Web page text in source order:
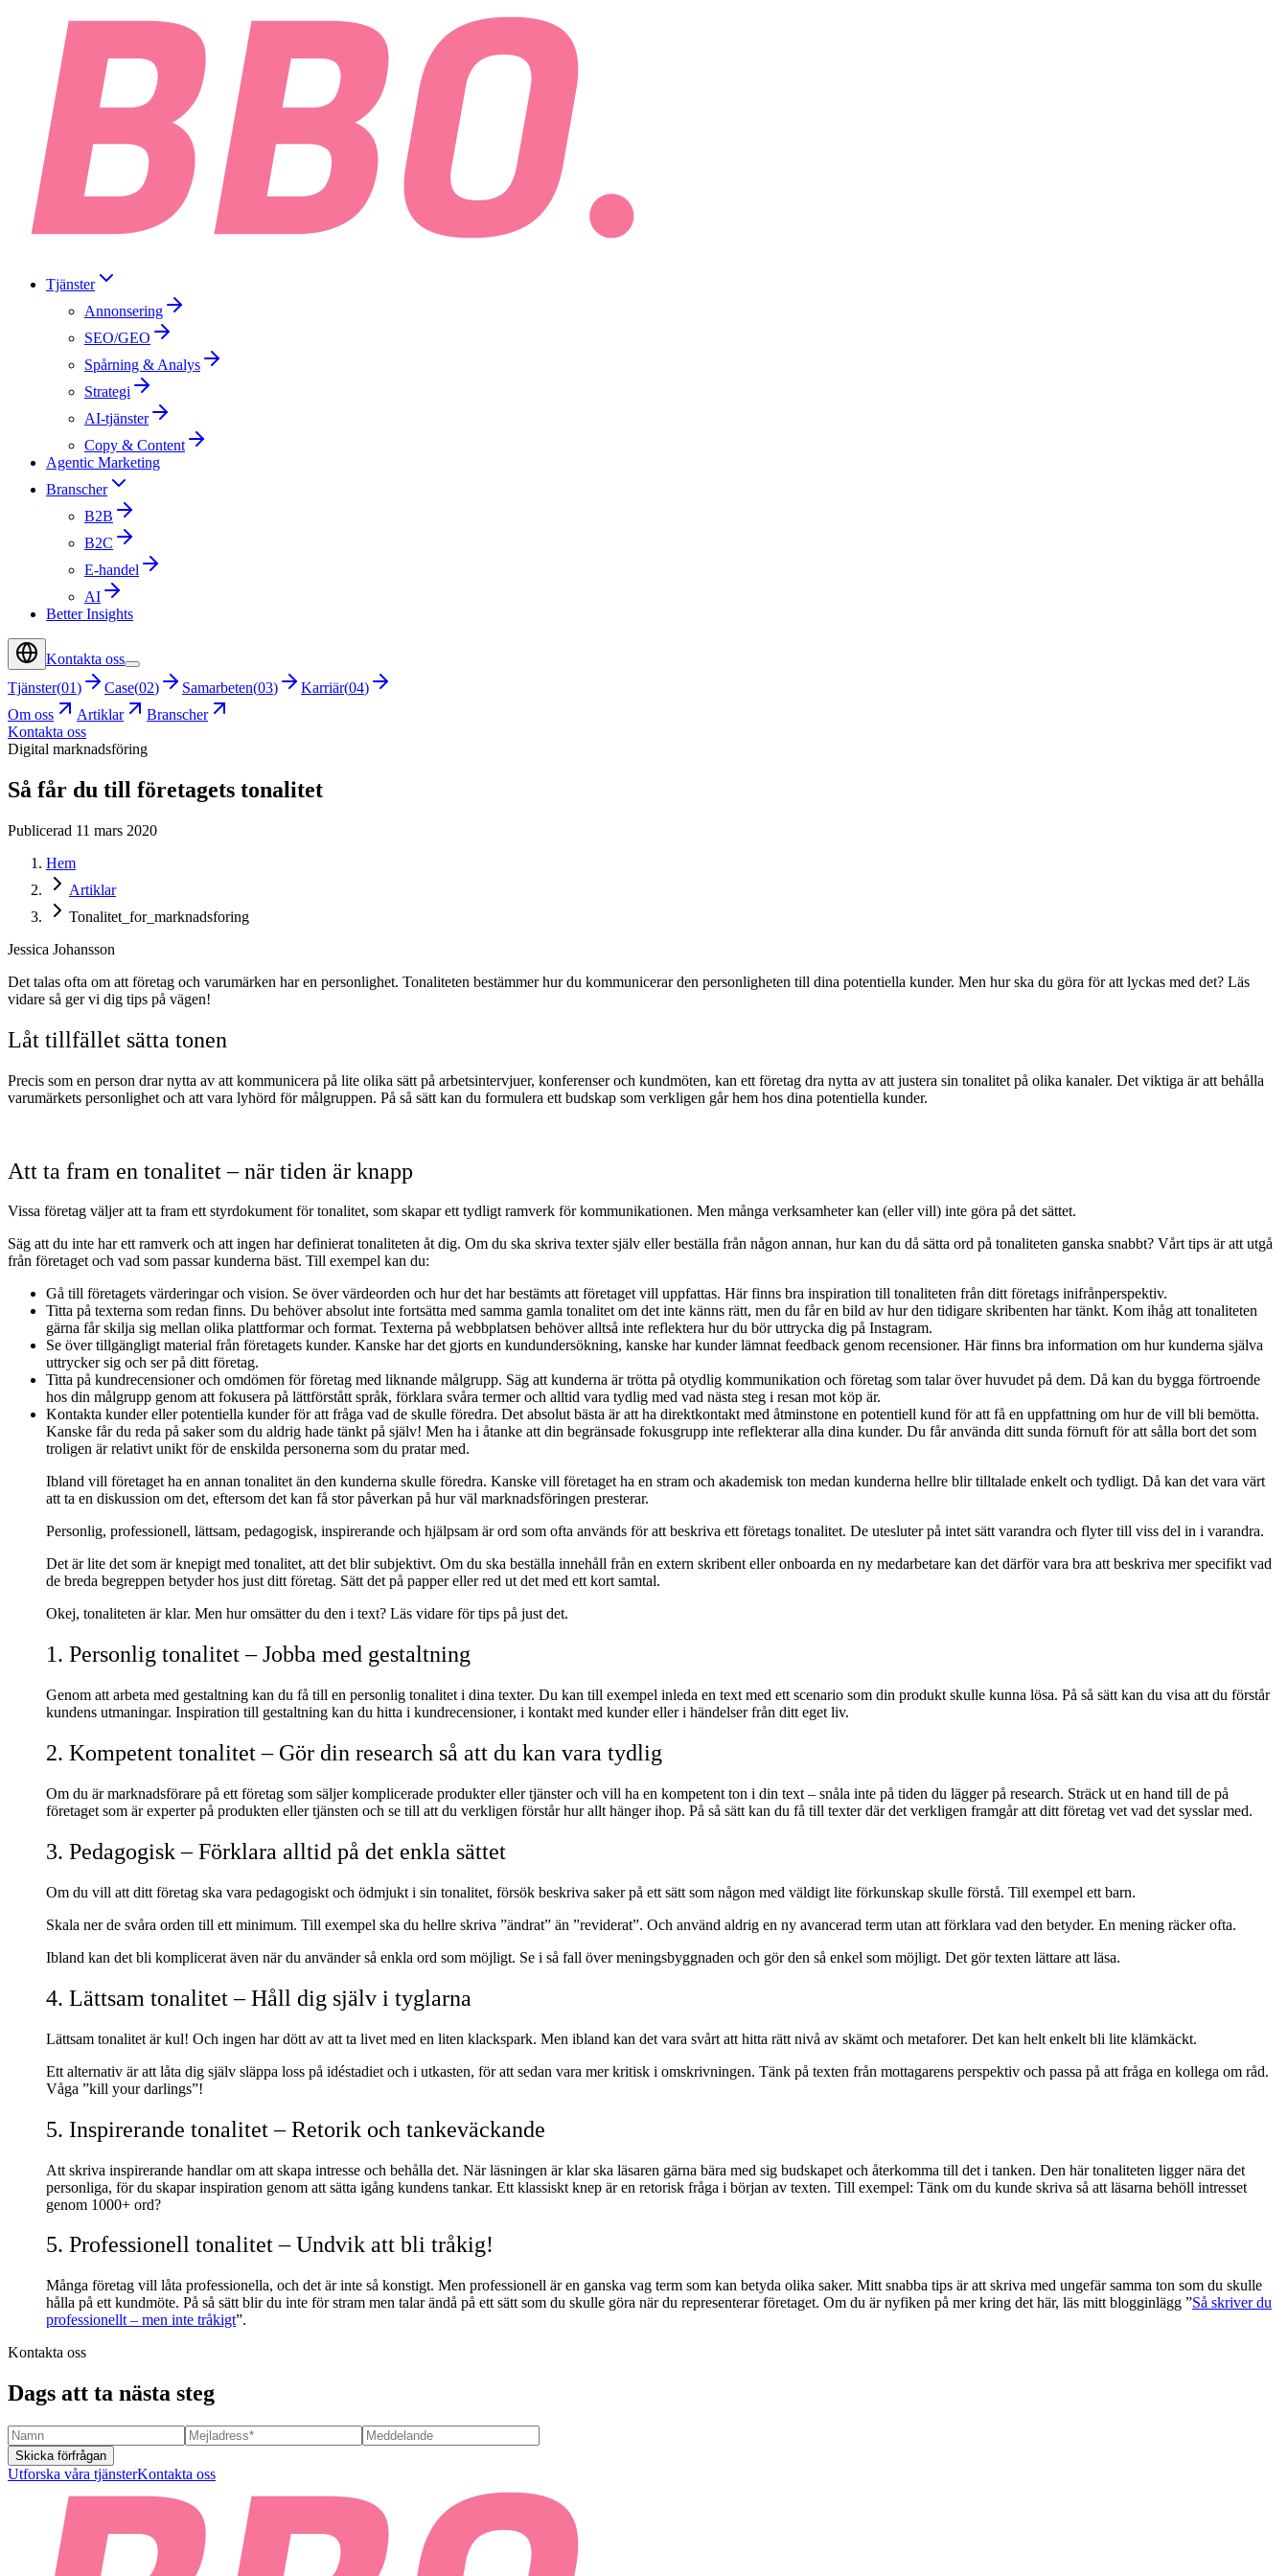
Tjänster
Annonsering
SEO/GEO
Spårning & Analys
Strategi
AI-tjänster
Copy & Content
Agentic Marketing
Branscher
B2B
B2C
E-handel
AI
Better Insights
Kontakta oss
Tjänster(01) Case(02) Samarbeten(03) Karriär(04)
Om oss
Artiklar
Branscher
Kontakta oss
Digital marknadsföring
Så får du till företagets tonalitet
Publicerad 11 mars 2020
Hem
Artiklar
Tonalitet_for_marknadsforing
Jessica Johansson
Det talas ofta om att företag och varumärken har en personlighet. Tonaliteten bestämmer hur du kommunicerar den personligheten till dina potentiella kunder. Men hur ska du göra för att lyckas med det? Läs
vidare så ger vi dig tips på vägen!
Låt tillfället sätta tonen
Precis som en person drar nytta av att kommunicera på lite olika sätt på arbetsintervjuer, konferenser och kundmöten, kan ett företag dra nytta av att justera sin tonalitet på olika kanaler. Det viktiga är att behålla
varumärkets personlighet och att vara lyhörd för målgruppen. På så sätt kan du formulera ett budskap som verkligen går hem hos dina potentiella kunder.
Att ta fram en tonalitet – när tiden är knapp
Vissa företag väljer att ta fram ett styrdokument för tonalitet, som skapar ett tydligt ramverk för kommunikationen. Men många verksamheter kan (eller vill) inte göra på det sättet.
Säg att du inte har ett ramverk och att ingen har definierat tonaliteten åt dig. Om du ska skriva texter själv eller beställa från någon annan, hur kan du då sätta ord på tonaliteten ganska snabbt? Vårt tips är att utgå
från företaget och vad som passar kunderna bäst. Till exempel kan du:
Gå till företagets värderingar och vision. Se över värdeorden och hur det har bestämts att företaget vill uppfattas. Här finns bra inspiration till tonaliteten från ditt företags inifrånperspektiv.
Titta på texterna som redan finns. Du behöver absolut inte fortsätta med samma gamla tonalitet om det inte känns rätt, men du får en bild av hur den tidigare skribenten har tänkt. Kom ihåg att tonaliteten
gärna får skilja sig mellan olika plattformar och format. Texterna på webbplatsen behöver alltså inte reflektera hur du bör uttrycka dig på Instagram.
Se över tillgängligt material från företagets kunder. Kanske har det gjorts en kundundersökning, kanske har kunder lämnat feedback genom recensioner. Här finns bra information om hur kunderna själva
uttrycker sig och ser på ditt företag.
Titta på kundrecensioner och omdömen för företag med liknande målgrupp. Säg att kunderna är trötta på otydlig kommunikation och företag som talar över huvudet på dem. Då kan du bygga förtroende
hos din målgrupp genom att fokusera på lättförstått språk, förklara svåra termer och alltid vara tydlig med vad nästa steg i resan mot köp är.
Kontakta kunder eller potentiella kunder för att fråga vad de skulle föredra. Det absolut bästa är att ha direktkontakt med åtminstone en potentiell kund för att få en uppfattning om hur de vill bli bemötta.
Kanske får du reda på saker som du aldrig hade tänkt på själv! Men ha i åtanke att din begränsade fokusgrupp inte reflekterar alla dina kunder. Du får använda ditt sunda förnuft för att sålla bort det som
troligen är relativt unikt för de enskilda personerna som du pratar med.
Ibland vill företaget ha en annan tonalitet än den kunderna skulle föredra. Kanske vill företaget ha en stram och akademisk ton medan kunderna hellre blir tilltalade enkelt och tydligt. Då kan det vara värt
att ta en diskussion om det, eftersom det kan få stor påverkan på hur väl marknadsföringen presterar.
Personlig, professionell, lättsam, pedagogisk, inspirerande och hjälpsam är ord som ofta används för att beskriva ett företags tonalitet. De utesluter på intet sätt varandra och flyter till viss del in i varandra.
Det är lite det som är knepigt med tonalitet, att det blir subjektivt. Om du ska beställa innehåll från en extern skribent eller onboarda en ny medarbetare kan det därför vara bra att beskriva mer specifikt vad
de breda begreppen betyder hos just ditt företag. Sätt det på papper eller red ut det med ett kort samtal.
Okej, tonaliteten är klar. Men hur omsätter du den i text? Läs vidare för tips på just det.
1. Personlig tonalitet – Jobba med gestaltning
Genom att arbeta med gestaltning kan du få till en personlig tonalitet i dina texter. Du kan till exempel inleda en text med ett scenario som din produkt skulle kunna lösa. På så sätt kan du visa att du förstår
kundens utmaningar. Inspiration till gestaltning kan du hitta i kundrecensioner, i kontakt med kunder eller i händelser från ditt eget liv.
2. Kompetent tonalitet – Gör din research så att du kan vara tydlig
Om du är marknadsförare på ett företag som säljer komplicerade produkter eller tjänster och vill ha en kompetent ton i din text – snåla inte på tiden du lägger på research. Sträck ut en hand till de på
företaget som är experter på produkten eller tjänsten och se till att du verkligen förstår hur allt hänger ihop. På så sätt kan du få till texter där det verkligen framgår att ditt företag vet vad det sysslar med.
3. Pedagogisk – Förklara alltid på det enkla sättet
Om du vill att ditt företag ska vara pedagogiskt och ödmjukt i sin tonalitet, försök beskriva saker på ett sätt som någon med väldigt lite förkunskap skulle förstå. Till exempel ett barn.
Skala ner de svåra orden till ett minimum. Till exempel ska du hellre skriva ”ändrat” än ”reviderat”. Och använd aldrig en ny avancerad term utan att förklara vad den betyder. En mening räcker ofta.
Ibland kan det bli komplicerat även när du använder så enkla ord som möjligt. Se i så fall över meningsbyggnaden och gör den så enkel som möjligt. Det gör texten lättare att läsa.
4. Lättsam tonalitet – Håll dig själv i tyglarna
Lättsam tonalitet är kul! Och ingen har dött av att ta livet med en liten klackspark. Men ibland kan det vara svårt att hitta rätt nivå av skämt och metaforer. Det kan helt enkelt bli lite klämkäckt.
Ett alternativ är att låta dig själv släppa loss på idéstadiet och i utkasten, för att sedan vara mer kritisk i omskrivningen. Tänk på texten från mottagarens perspektiv och passa på att fråga en kollega om råd.
Våga ”kill your darlings”!
5. Inspirerande tonalitet – Retorik och tankeväckande
Att skriva inspirerande handlar om att skapa intresse och behålla det. När läsningen är klar ska läsaren gärna bära med sig budskapet och återkomma till det i tanken. Den här tonaliteten ligger nära det
personliga, för du skapar inspiration genom att sätta igång kundens tankar. Ett klassiskt knep är en retorisk fråga i början av texten. Till exempel: Tänk om du kunde skriva så att läsarna behöll intresset
genom 1000+ ord?
5. Professionell tonalitet – Undvik att bli tråkig!
Många företag vill låta professionella, och det är inte så konstigt. Men professionell är en ganska vag term som kan betyda olika saker. Mitt snabba tips är att skriva med ungefär samma ton som du skulle
hålla på ett kundmöte. På så sätt blir du inte för stram men talar ändå på ett sätt som du skulle göra när du representerar företaget. Om du är nyfiken på mer kring det här, läs mitt blogginlägg ”Så skriver du
professionellt – men inte tråkigt”.
Kontakta oss
Dags att ta nästa steg
Skicka förfrågan
Utforska våra tjänsterKontakta oss